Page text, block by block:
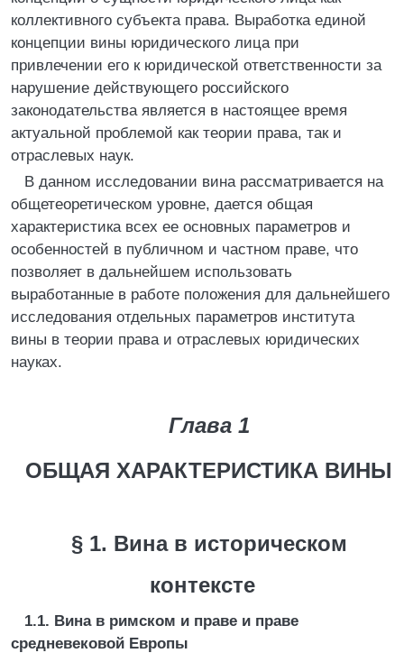
коллективного субъекта права. Выработка единой
концепции вины юридического лица при
привлечении его к юридической ответственности за
нарушение действующего российского
законодательства является в настоящее время
актуальной проблемой как теории права, так и
отраслевых наук.
В данном исследовании вина рассматривается на
общетеоретическом уровне, дается общая
характеристика всех ее основных параметров и
особенностей в публичном и частном праве, что
позволяет в дальнейшем использовать
выработанные в работе положения для дальнейшего
исследования отдельных параметров института
вины в теории права и отраслевых юридических
науках.
Глава 1
ОБЩАЯ ХАРАКТЕРИСТИКА ВИНЫ
§ 1. Вина в историческом
контексте
1.1. Вина в римском и праве и праве
средневековой Европы